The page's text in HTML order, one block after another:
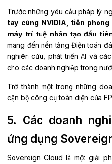
Trước những yêu cầu pháp lý
tay cùng NVIDIA, tiên
máy trí tuệ nhân tạo đầu
mang đến nền tảng Điện toán
nghiên cứu, phát triển AI và
cho các doanh nghiệp trong
Trở thành một trong những
cận bộ công cụ toàn diện của
5. Các doanh
ứng dụng
Sovereign Cloud là một giải